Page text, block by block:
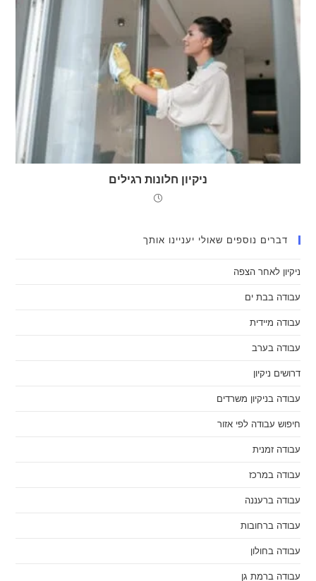
ניקיון חלונות רגילים
דברים נוספים שאולי יעניינו אותך
ניקיון לאחר הצפה
עבודה בבת ים
עבודה מיידית
עבודה בערב
דרושים ניקיון
עבודה בניקיון משרדים
חיפוש עבודה לפי אזור
עבודה זמנית
עבודה במרכז
עבודה ברעננה
עבודה ברחובות
עבודה בחולון
עבודה ברמת גן